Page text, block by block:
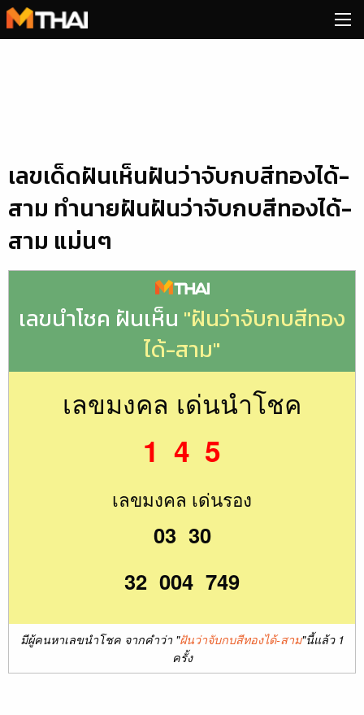
Skip
to
เลขเด็ดฝันเห็นฝันว่าจับกบสีทองได้-
สาม ทำนายฝันฝันว่าจับกบสีทองได้-
สาม แม่นๆ
เลขนำโชค ฝันเห็น "ฝันว่าจับกบสีทอง
ได้-สาม"
เลขมงคล เด่นนำโชค
1 4 5
เลขมงคล เด่นรอง
03 30
32 004 749
มีผู้คนหาเลขนำโชค จากคำว่า "ฝันว่าจับกบสีทองได้-สาม"นี้แล้ว 1
ครั้ง